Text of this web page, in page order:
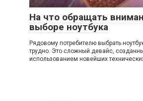
На что обращать
выборе ноутбука
Рядовому потребителю выбрать
трудно. Это сложный девайс,
использованием новейших